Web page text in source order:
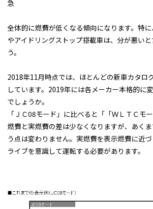
ＴＢカーズの「くるまづくり」
急
全体的に燃費が低くなる傾向になります。特
やアイドリングストップ搭載車は、分が悪い
う。
2018年11月時点では、ほとんどの新車カタロ
しています。2019年には各メーカー本格的に
でしょうか。
「ＪＣ08モード」に比べると「「ＷＬＴＣモ
燃費と実燃費の差は少なくなりますが、あく
う点は変わりません。実燃費を表示燃費に近
ライブを意識して運転する必要があります。